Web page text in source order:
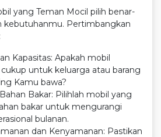
yang Teman Mocil pilih benar-
kebutuhanmu. Pertimbangkan
Kapasitas: Apakah mobil
untuk keluarga atau barang
Kamu bawa?
Bakar: Pilihlah mobil yang
bakar untuk mengurangi
bulanan.
dan Kenyamanan: Pastikan